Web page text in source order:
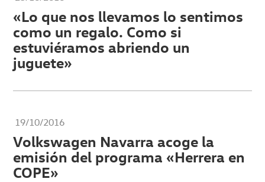
«Lo que nos llevamos lo sentimos
como un regalo. Como si
estuviéramos abriendo un
juguete»
19/10/2016
Volkswagen Navarra acoge la
emisión del programa «Herrera en
COPE»